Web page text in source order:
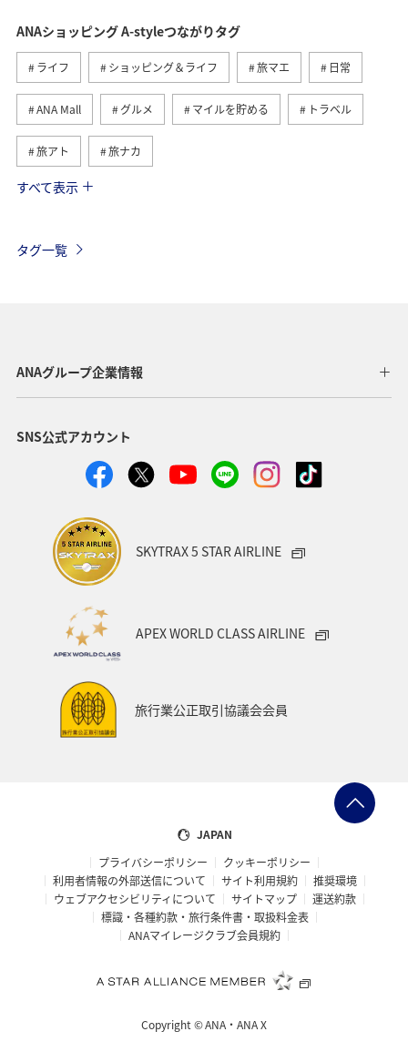
ANAショッピング A-styleつながりタグ
ライフ ショッピング＆ライフ 旅マエ 日常
ANA Mall グルメ マイルを貯める トラベル
旅アト 旅ナカ
マイルを使う
海外 東京都 熊本県 群馬県 記念日
アメリカ・カナダ・中南米
お祭り・イベント カップル 飛行機 帰省
年末年始
ANAのオンラインショップ
イタリア
ANAの取り組み（サステナブル、社会貢献）
編集長のおすすめ
すべて表示
タグ一覧
ANAグループ企業情報
SNS公式アカウント
SKYTRAX 5 STAR AIRLINE
APEX WORLD CLASS AIRLINE
旅行業公正取引協議会会員
JAPAN
プライバシーポリシー
クッキーポリシー
利用者情報の外部送信について
サイト利用規約
推奨環境
ウェブアクセシビリティについて
サイトマップ
運送約款
標識・各種約款・旅行条件書・取扱料金表
ANAマイレージクラブ会員規約
Copyright ©ANA・ANA X